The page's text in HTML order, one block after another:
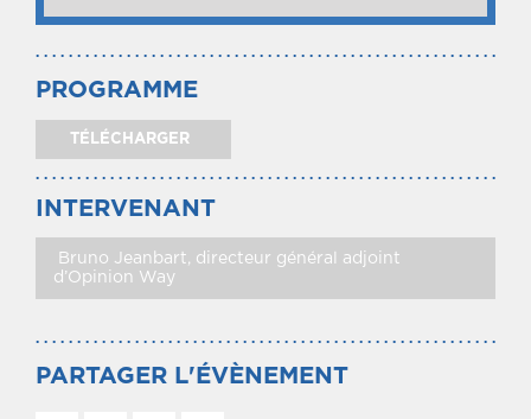
PROGRAMME
TÉLÉCHARGER
INTERVENANT
Bruno Jeanbart, directeur général adjoint
d’Opinion Way
PARTAGER L'ÉVÈNEMENT